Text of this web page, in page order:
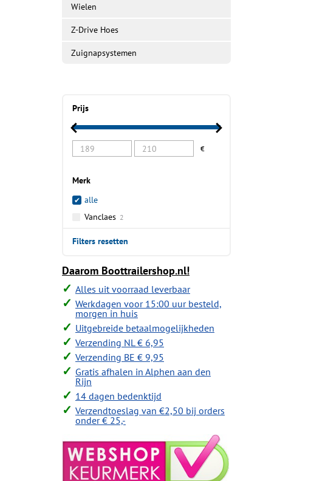
Wielen
Z-Drive Hoes
Zuignapsystemen
Prijs
€
Merk
alle
Vanclaes 2
Filters resetten
Daarom Boottrailershop.nl!
Alles uit voorraad leverbaar
Werkdagen voor 15:00 uur besteld,
morgen in huis
Uitgebreide betaalmogelijkheden
Verzending NL € 6,95
Verzending BE € 9,95
Gratis afhalen in Alphen aan den
Rijn
14 dagen bedenktijd
Verzendtoeslag van €2,50 bij orders
onder € 25,-